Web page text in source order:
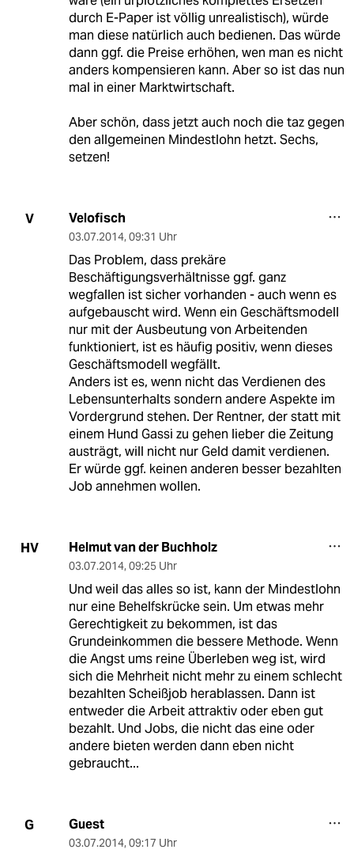
durch E-Paper ist völlig unrealistisch), würde
man diese natürlich auch bedienen. Das würde
dann ggf. die Preise erhöhen, wen man es nicht
anders kompensieren kann. Aber so ist das nun
mal in einer Marktwirtschaft.
Aber schön, dass jetzt auch noch die taz gegen
den allgemeinen Mindestlohn hetzt. Sechs,
setzen!
V Velofisch
03.07.2014, 09:31 Uhr
Das Problem, dass prekäre
Beschäftigungsverhältnisse ggf. ganz
wegfallen ist sicher vorhanden - auch wenn es
aufgebauscht wird. Wenn ein Geschäftsmodell
nur mit der Ausbeutung von Arbeitenden
funktioniert, ist es häufig positiv, wenn dieses
Geschäftsmodell wegfällt.
Anders ist es, wenn nicht das Verdienen des
Lebensunterhalts sondern andere Aspekte im
Vordergrund stehen. Der Rentner, der statt mit
einem Hund Gassi zu gehen lieber die Zeitung
austrägt, will nicht nur Geld damit verdienen.
Er würde ggf. keinen anderen besser bezahlten
Job annehmen wollen.
HV Helmut van der Buchholz
03.07.2014, 09:25 Uhr
Und weil das alles so ist, kann der Mindestlohn
nur eine Behelfskrücke sein. Um etwas mehr
Gerechtigkeit zu bekommen, ist das
Grundeinkommen die bessere Methode. Wenn
die Angst ums reine Überleben weg ist, wird
sich die Mehrheit nicht mehr zu einem schlecht
bezahlten Scheißjob herablassen. Dann ist
entweder die Arbeit attraktiv oder eben gut
bezahlt. Und Jobs, die nicht das eine oder
andere bieten werden dann eben nicht
gebraucht...
G Guest
03.07.2014, 09:17 Uhr